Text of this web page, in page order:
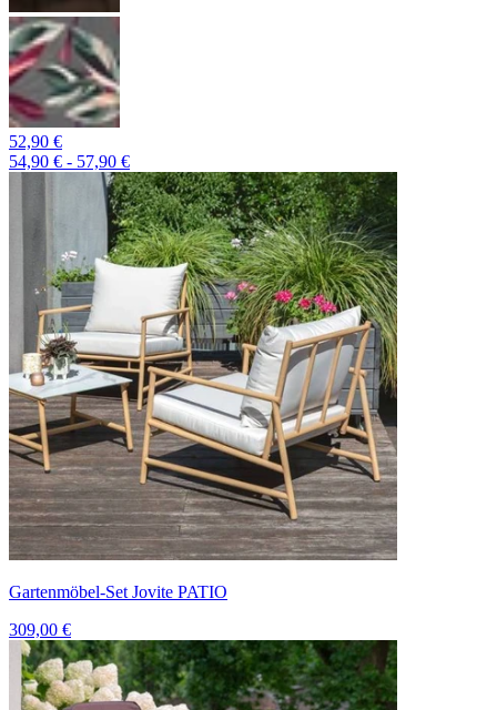
52,90 €
54,90 € - 57,90 €
Gartenmöbel-Set Jovite PATIO
309,00 €